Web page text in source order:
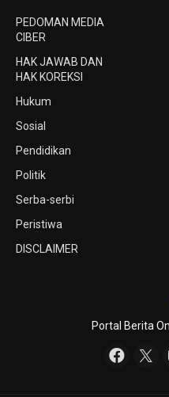
PEDOMAN MEDIA
CIBER
HAK JAWAB DAN
HAK KOREKSI
Hukum
Sosial
Pendidikan
Politik
Serba-serbi
Peristiwa
DISCLAIMER
Portal Berita